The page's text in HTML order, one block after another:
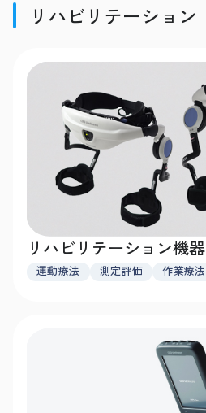
リハビリテーション
リハビリテーション機器
運動療法 測定評価 作業療法